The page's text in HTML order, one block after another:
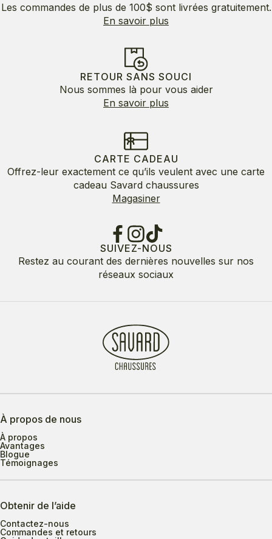
Les commandes de plus de 100$ sont livrées gratuitement.
En savoir plus
RETOUR SANS SOUCI
Nous sommes là pour vous aider
En savoir plus
CARTE CADEAU
Offrez-leur exactement ce qu’ils veulent avec une carte
cadeau Savard chaussures
Magasiner
SUIVEZ-NOUS
Restez au courant des dernières nouvelles sur nos
réseaux sociaux
À propos de nous
À propos
Avantages
Blogue
Témoignages
Obtenir de l’aide
Contactez-nous
Commandes et retours